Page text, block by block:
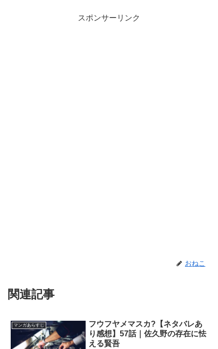
スポンサーリンク
おねこ
関連記事
マンガあらすじ
フウフヤメマスカ?【ネタバレあ
り感想】57話｜佐久野の存在に怯
える賢吾